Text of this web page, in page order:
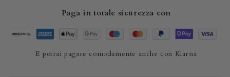
di
Rosa
vera
di
Rosa
Paga in totale sicurezza con
E potrai pagare comodamente anche con Klarna